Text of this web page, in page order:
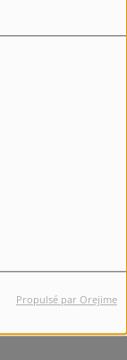
Propulsé par Orejime